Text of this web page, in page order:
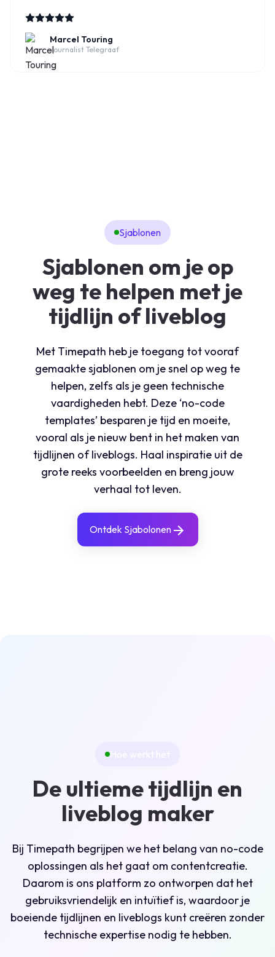
Marcel Touring
Journalist Telegraaf
Sjablonen
Sjablonen om je op
weg te helpen met je
tijdlijn of liveblog
Met Timepath heb je toegang tot vooraf
gemaakte sjablonen om je snel op weg te
helpen, zelfs als je geen technische
vaardigheden hebt. Deze ‘no-code
templates’ besparen je tijd en moeite,
vooral als je nieuw bent in het maken van
tijdlijnen of liveblogs. Haal inspiratie uit de
grote reeks voorbeelden en breng jouw
verhaal tot leven.
Ontdek Sjabolonen
De ultieme tijdlijn en
liveblog maker
Bij Timepath begrijpen we het belang van no-code
oplossingen als het gaat om contentcreatie.
Daarom is ons platform zo ontworpen dat het
gebruiksvriendelijk en intuïtief is, waardoor je
boeiende tijdlijnen en liveblogs kunt creëren zonder
technische expertise nodig te hebben.